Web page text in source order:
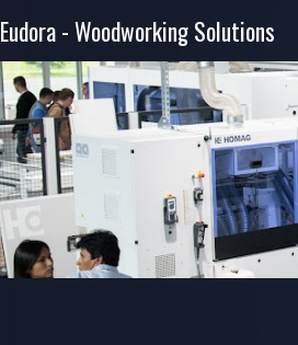
Eudora - Woodworking Solutions